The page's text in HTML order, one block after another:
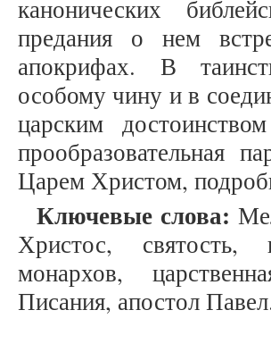
канонических
предания о нем
апокрифах. В
особому чину и в
царским
прообразовательная
Царем Христом,
Ключевые слова:
Христос, святость,
монархов,
Писания, апостол